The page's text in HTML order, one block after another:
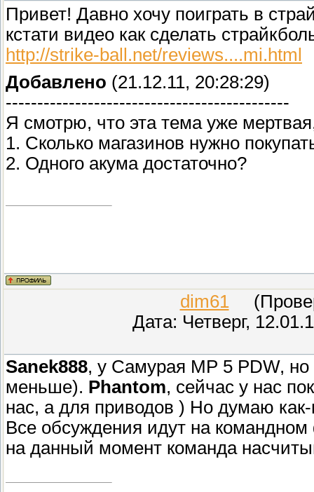
Привет! Давно хочу поиграть в
кстати видео как сделать
http://strike-ball.net/reviews....mi.html
Добавлено (21.12.11, 20:28:29)
---------------------------------------------
Я смотрю, что эта тема уже
1. Сколько магазинов нужно
2. Одного акума достаточно?
dim61
Дата: Четверг,
Sanek888, у Самурая МР 5 PDW, но
меньше). Phantom, сейчас у нас
нас, а для приводов ) Но думаю
Все обсуждения идут на
на данный момент команда